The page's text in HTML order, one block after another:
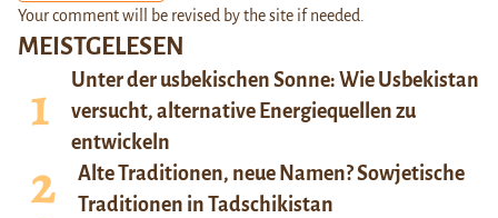
MEISTGELESEN
Unter der usbekischen Sonne: Wie Usbekistan
versucht, alternative Energiequellen zu
entwickeln
Alte Traditionen, neue Namen? Sowjetische
Traditionen in Tadschikistan
Your comment will be revised by the site if needed.